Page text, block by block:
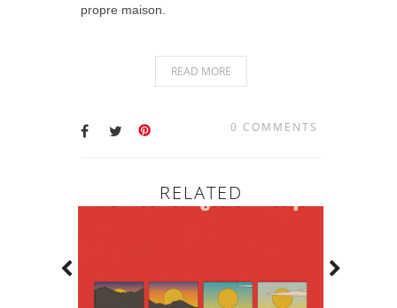
propre maison.
READ MORE
0 COMMENTS
RELATED